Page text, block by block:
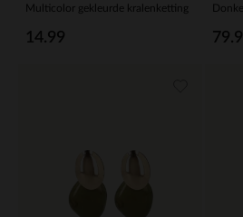
Multicolor gekleurde kralenketting
14.99